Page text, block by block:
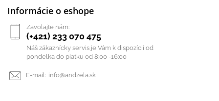
Informácie o eshope
Zavolajte nám:
(+421) 233 070 475
Náš zákaznícky servis je Vám k dispozícii od
pondelka do piatku od 8:00 -16:00
E-mail: info@andzela.sk